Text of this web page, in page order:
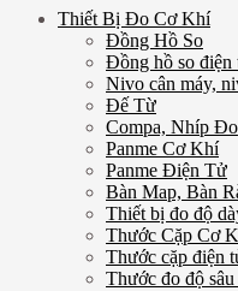
Thiết Bị Đo Cơ Khí
Đồng Hồ So
Đồng hồ so điện
Nivo cân máy,
Đế Từ
Compa, Nhíp Đo
Panme Cơ Khí
Panme Điện Tử
Bàn Map, Bàn
Thiết bị đo độ
Thước Cặp Cơ
Thước cặp điện
Thước đo độ